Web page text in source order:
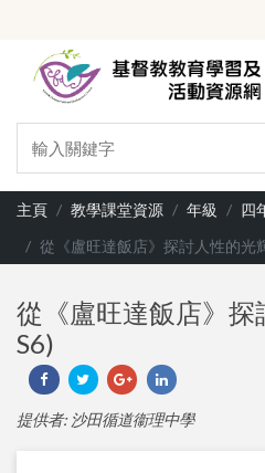
主頁 教學課堂資源 年級
四
從《盧旺達飯店》探討人性的光
從《盧旺達飯店》探
S6)
提供者: 沙田循道衞理中學